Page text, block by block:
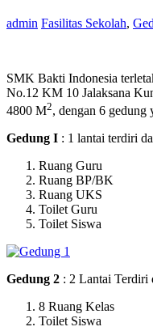
admin Fasilitas Sekolah,
SMK Bakti Indonesia
No.12 KM 10 Jalaksana
4800 M2, dengan 6 gedung
Gedung I : 1 lantai terdiri
Ruang Guru
Ruang BP/BK
Ruang UKS
Toilet Guru
Toilet Siswa
Gedung 2 : 2 Lantai Terdiri
8 Ruang Kelas
Toilet Siswa